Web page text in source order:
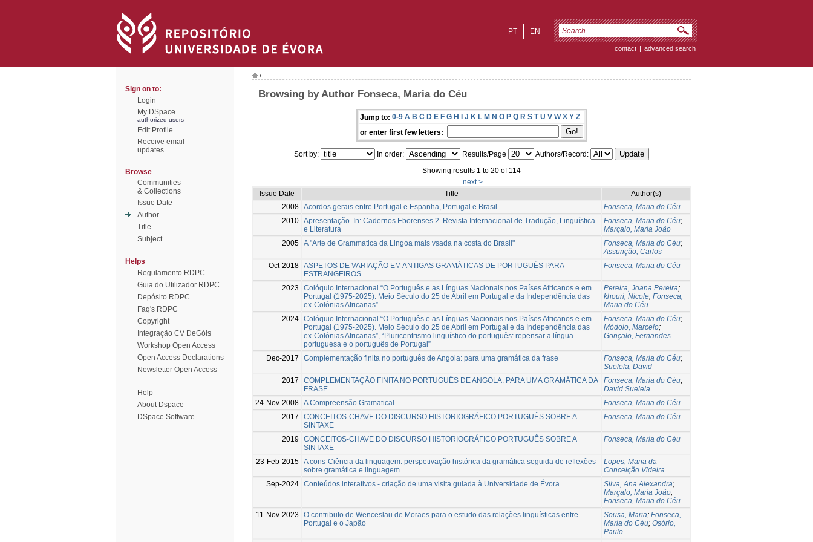
EN
PT
contact | advanced search
Sign on to:
Login
My DSpace
authorized users
Edit Profile
Receive email
updates
Browse
Communities
& Collections
Issue Date
Author
Title
Subject
Helps
Regulamento RDPC
Guia do Utilizador RDPC
Depósito RDPC
Faq's RDPC
Copyright
Integração CV DeGóis
Workshop Open Access
Open Access Declarations
Newsletter Open Access
Help
About Dspace
DSpace Software
/
Browsing by Author Fonseca, Maria do Céu
Jump to: 0-9 A B C D E F G H I J K L M N O P Q R S T U V W X Y Z
or enter first few letters:
Sort by: In order: Results/Page
Authors/Record:
Showing results 1 to 20 of 114
next >
Issue Date
Title
Author(s)
2008 Acordos gerais entre Portugal e Espanha, Portugal e Brasil.
Fonseca, Maria do Céu
2010 Apresentação. In: Cadernos Eborenses 2. Revista Internacional de Tradução, Linguística
e Literatura
Fonseca, Maria do Céu;
Marçalo, Maria João
2005 A "Arte de Grammatica da Lingoa mais vsada na costa do Brasil" Fonseca, Maria do Céu;
Assunção, Carlos
Oct-2018 ASPETOS DE VARIAÇÃO EM ANTIGAS GRAMÁTICAS DE PORTUGUÊS PARA
ESTRANGEIROS
Fonseca, Maria do Céu
2023
Colóquio Internacional “O Português e as Línguas Nacionais nos Países Africanos e em
Portugal (1975-2025). Meio Século do 25 de Abril em Portugal e da Independência das
ex-Colónias Africanas”
Pereira, Joana Pereira;
khouri, Nicole; Fonseca,
Maria do Céu
2024 Colóquio Internacional “O Português e as Línguas Nacionais nos Países Africanos e em
Portugal (1975-2025). Meio Século do 25 de Abril em Portugal e da Independência das
ex-Colónias Africanas”, “Pluricentrismo linguístico do português: repensar a língua
portuguesa e o português de Portugal”
Fonseca, Maria do Céu;
Módolo, Marcelo;
Gonçalo, Fernandes
Dec-2017 Complementação finita no português de Angola: para uma gramática da frase Fonseca, Maria do Céu;
Suelela, David
2017
COMPLEMENTAÇÃO FINITA NO PORTUGUÊS DE ANGOLA: PARA UMA GRAMÁTICA DA
FRASE
Fonseca, Maria do Céu;
David Suelela
24-Nov-2008 A Compreensão Gramatical.
Fonseca, Maria do Céu
2017
CONCEITOS-CHAVE DO DISCURSO HISTORIOGRÁFICO PORTUGUÊS SOBRE A
SINTAXE
Fonseca, Maria do Céu
2019
CONCEITOS-CHAVE DO DISCURSO HISTORIOGRÁFICO PORTUGUÊS SOBRE A
SINTAXE
Fonseca, Maria do Céu
23-Feb-2015 A cons-Ciência da linguagem: perspetivação histórica da gramática seguida de reflexões
sobre gramática e linguagem
Lopes, Maria da
Conceição Videira
Sep-2024 Conteúdos interativos - criação de uma visita guiada à Universidade de Évora Silva, Ana Alexandra;
Marçalo, Maria João;
Fonseca, Maria do Céu
11-Nov-2023
O contributo de Wenceslau de Moraes para o estudo das relações linguísticas entre
Portugal e o Japão
Sousa, Maria; Fonseca,
Maria do Céu; Osório,
Paulo